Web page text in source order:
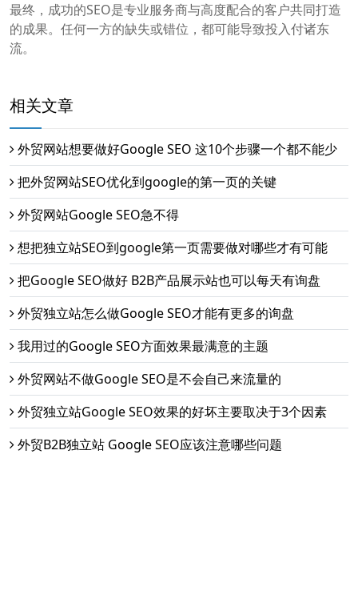
最终，成功的SEO是专业服务商与高度配合的客户共同打造
的成果。任何一方的缺失或错位，都可能导致投入付诸东
流。
相关文章
外贸网站想要做好Google SEO 这10个步骤一个都不能少
把外贸网站SEO优化到google的第一页的关键
外贸网站Google SEO急不得
想把独立站SEO到google第一页需要做对哪些才有可能
把Google SEO做好 B2B产品展示站也可以每天有询盘
外贸独立站怎么做Google SEO才能有更多的询盘
我用过的Google SEO方面效果最满意的主题
外贸网站不做Google SEO是不会自己来流量的
外贸独立站Google SEO效果的好坏主要取决于3个因素
外贸B2B独立站 Google SEO应该注意哪些问题